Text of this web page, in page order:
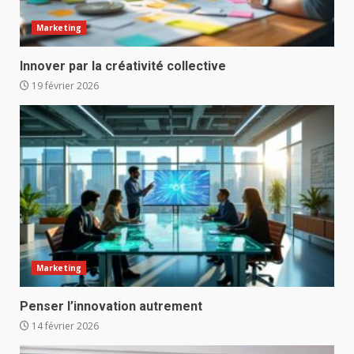
Marketing
Innover par la créativité collective
19 février 2026
Marketing
Penser l’innovation autrement
14 février 2026